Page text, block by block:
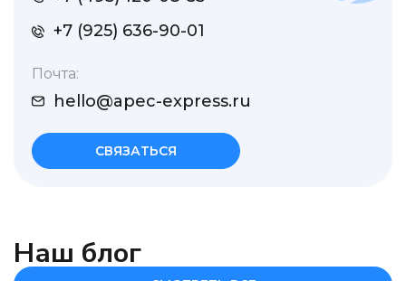
СВЯЗАТЬСЯ
+7 (925) 636-90-01
Почта:
hello@apec-express.ru
Наш блог